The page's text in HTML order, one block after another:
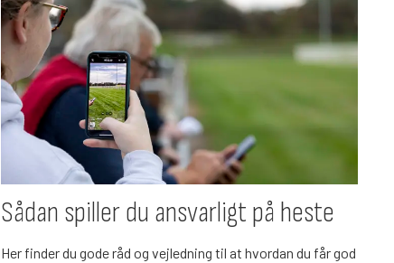
Sådan spiller du ansvarligt på heste
Her finder du gode råd og vejledning til at hvordan du får god